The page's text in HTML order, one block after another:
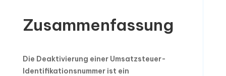
Zusammenfassung
Die Deaktivierung einer Umsatzsteuer-
Identifikationsnummer ist ein